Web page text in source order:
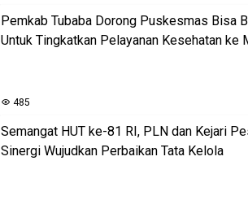
Pemkab Tubaba Dorong Puskesmas Bisa
Untuk Tingkatkan Pelayanan Kesehatan ke
485
Semangat HUT ke-81 RI, PLN dan Kejari
Sinergi Wujudkan Perbaikan Tata Kelola